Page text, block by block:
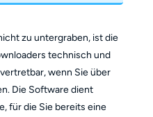
zu untergraben, ist die
technisch und
wenn Sie über
Die Software dient
für die Sie bereits eine